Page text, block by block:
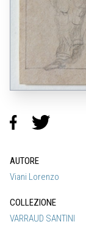
AUTORE
Viani Lorenzo
COLLEZIONE
VARRAUD SANTINI